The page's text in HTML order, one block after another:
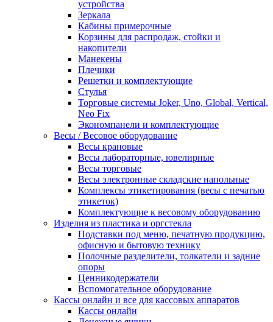
устройства
Зеркала
Кабины примерочные
Корзины для распродаж, стойки и
накопители
Манекены
Плечики
Решетки и комплектующие
Стулья
Торговые системы Joker, Uno, Global, Vertical,
Neo Fix
Экономпанели и комплектующие
Весы / Весовое оборудование
Весы крановые
Весы лабораторные, ювелирные
Весы торговые
Весы электронные складские напольные
Комплексы этикетирования (весы с печатью
этикеток)
Комплектующие к весовому оборудованию
Изделия из пластика и оргстекла
Подставки под меню, печатную продукцию,
офисную и бытовую технику
Полочные разделители, толкатели и задние
опоры
Ценникодержатели
Вспомогательное оборудование
Кассы онлайн и все для кассовых аппаратов
Кассы онлайн